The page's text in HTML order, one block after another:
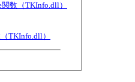
関数（TKInfo.dll）
TKInfo.dll）